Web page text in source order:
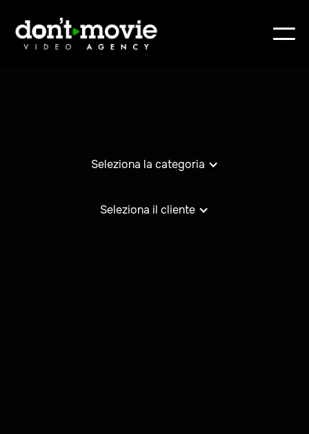
Seleziona la categoria
Seleziona il cliente